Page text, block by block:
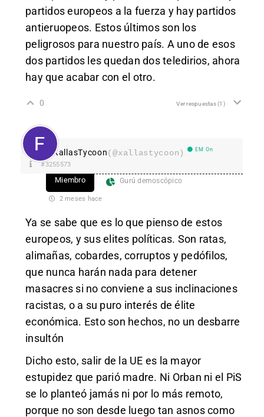
partidos europeos a la fuerza y hay partidos
antieruopeos. Estos últimos son los
peligrosos para nuestro país. A uno de esos
dos partidos les quedan dos teledirios, ahora
hay que acabar con el otro.
0 Ver respuestas(1)
XallasTycoon(@xallastycoon) EM On
#3255573
Miembro Gurú demoscópico
2 meses hace
Ya se sabe que es lo que pienso de estos
europeos, y sus elites políticas. Son ratas,
alimañas, cobardes, corruptos y pedófilos,
que nunca harán nada para detener
masacres si no conviene a sus inclinaciones
racistas, o a su puro interés de élite
económica. Esto son hechos, no un desbarre
insultón
Dicho esto, salir de la UE es la mayor
estupidez que parió madre. Ni Orban ni el PiS
se lo planteó jamás ni por lo más remoto,
porque no son desde luego tan asnos como